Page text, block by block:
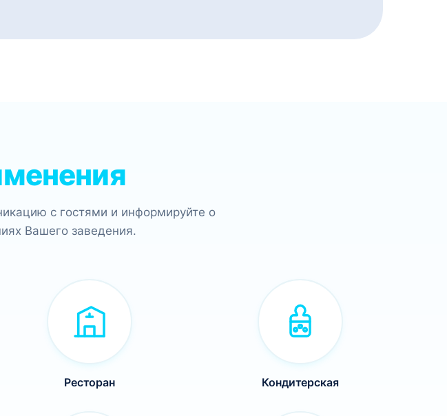
с гостями и информируйте о
Вашего заведения.
Ресторан Кондитерская